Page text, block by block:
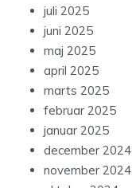
juli 2025
juni 2025
maj 2025
april 2025
marts 2025
februar 2025
januar 2025
december 2024
november 2024